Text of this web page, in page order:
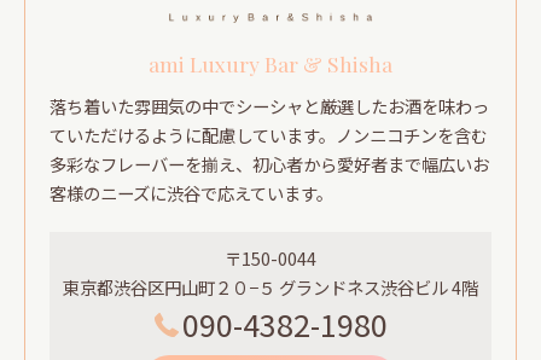
ami Luxury Bar & Shisha
落ち着いた雰囲気の中でシーシャと厳選したお酒を味わっ
ていただけるように配慮しています。ノンニコチンを含む
多彩なフレーバーを揃え、初心者から愛好者まで幅広いお
客様のニーズに渋谷で応えています。
〒150-0044
東京都渋谷区円山町２０−５ グランドネス渋谷ビル 4階
090-4382-1980